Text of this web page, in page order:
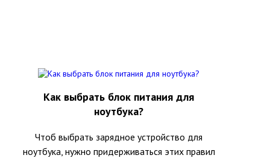
Как выбрать блок питания для
ноутбука?
Чтоб выбрать зарядное устройство для
ноутбука, нужно придерживаться этих правил